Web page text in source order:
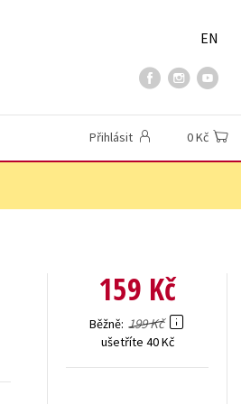
EN
Přihlásit 0 Kč
159 Kč
Běžně 199 Kč
ušetříte 40 Kč